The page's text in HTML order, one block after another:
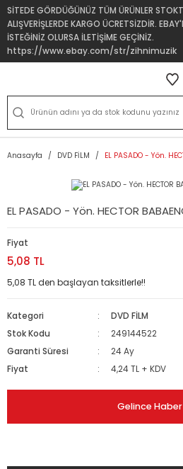
SİTEDE GÖRDÜĞÜNÜZ TÜM ÜRÜNLER
ALIŞVERİŞLERDE KARGO ÜCRETSİZDİR.
İSTEĞİNİZ OLURSA İLETİŞİME GEÇİNİZ.
https://www.ebay.com/str/zihnimuzik
Anasayfa DVD FİLM EL PASADO - Yön.
EL PASADO - Yön. HECTOR
Fiyat
5,08 TL
5,08 TL den başlayan taksitlerle!!
Kategori
DVD FİLM
Stok Kodu
249144522
Garanti Süresi
24 Ay
Fiyat
4,24 TL + KDV
Gelince